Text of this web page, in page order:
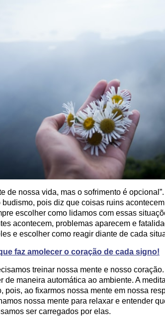
de nossa vida, mas o sofrimento é
budismo, pois diz que coisas ruins
escolher como lidamos com essas
acontecem, problemas aparecem e
e escolher como reagir diante de cada
faz amolecer o coração de cada signo!
treinar nossa mente e nosso
de maneira automática ao ambiente. A
pois, ao fixarmos nossa mente em nossa
nossa mente para relaxar e entender
ser carregados por elas.